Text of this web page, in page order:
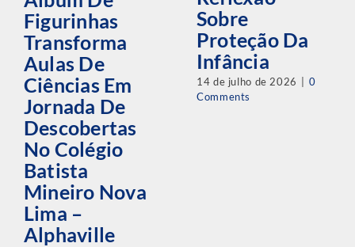
Figurinhas
Transforma
Aulas De
Ciências Em
Jornada De
Descobertas
No Colégio
Batista
Mineiro Nova
Lima –
Alphaville
Sobre
Proteção Da
Infância
14 de julho de 2026
0
Comments